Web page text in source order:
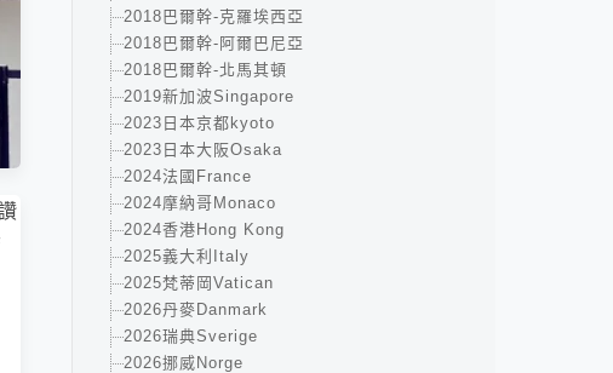
2018巴爾幹-克羅埃西亞
2018巴爾幹-阿爾巴尼亞
2018巴爾幹-北馬其頓
2019新加波Singapore
2023日本京都kyoto
2023日本大阪Osaka
2024法國France
2024摩納哥Monaco
2024香港Hong Kong
2025義大利Italy
2025梵蒂岡Vatican
2026丹麥Danmark
2026瑞典Sverige
2026挪威Norge